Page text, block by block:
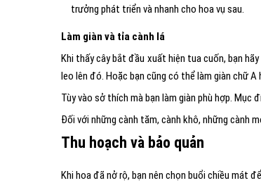
trưởng phát triển và nhanh cho hoa vụ sau.
Làm giàn và tỉa cành lá
Khi thấy cây bắt đầu xuất hiện tua cuốn, bạn
leo lên đó. Hoặc bạn cũng có thể làm giàn chữ
Tùy vào sở thích mà bạn làm giàn phù hợp.
Đối với những cành tăm, cành khô, những cành
Thu hoạch và bảo quản
Khi hoa đã nở rộ, bạn nên chọn buổi chiều mát